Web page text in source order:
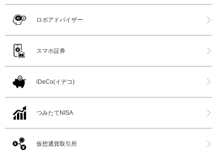
ロボアドバイザー
スマホ証券
iDeCo(イデコ)
つみたてNISA
仮想通貨取引所